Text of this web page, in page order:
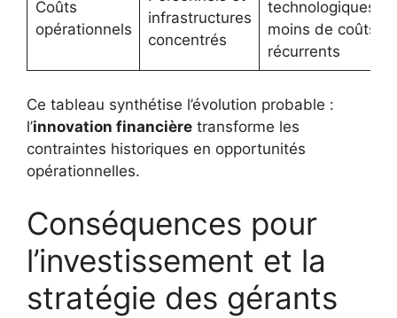
Coûts
opérationnels
infrastructures
concentrés
technologiques,
moins de coûts
récurrents
Ce tableau synthétise l’évolution probable :
l’innovation financière transforme les
contraintes historiques en opportunités
opérationnelles.
Conséquences pour
l’investissement et la
stratégie des gérants